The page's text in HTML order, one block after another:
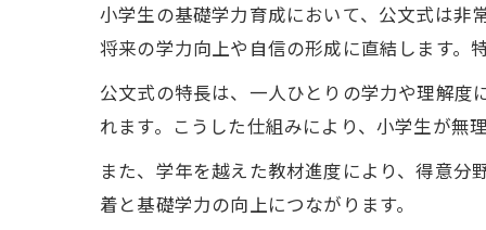
小学生の基礎学力育成において、公文式は非
将来の学力向上や自信の形成に直結します。
公文式の特長は、一人ひとりの学力や理解度
れます。こうした仕組みにより、小学生が無
また、学年を越えた教材進度により、得意
着と基礎学力の向上につながります。